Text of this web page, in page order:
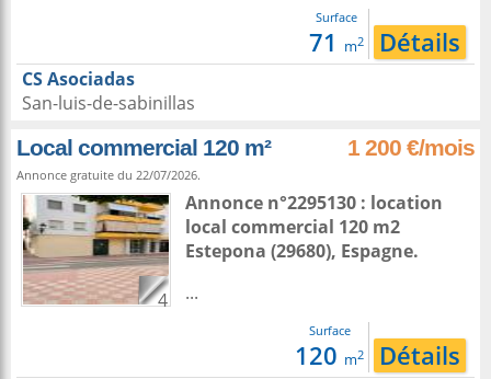
Surface
71 m2 Détails
CS Asociadas
San-luis-de-sabinillas
Local commercial 120 m² 1 200 €/mois
Annonce gratuite du 22/07/2026.
4
Annonce n°2295130 : location
local commercial 120 m2
Estepona (29680), Espagne.
...
Surface
120 m2 Détails